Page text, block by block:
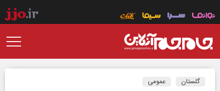
گلستان عمومی